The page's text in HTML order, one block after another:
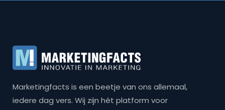
Marketingfacts is een beetje van ons allemaal,
iedere dag vers. Wij zijn hét platform voor